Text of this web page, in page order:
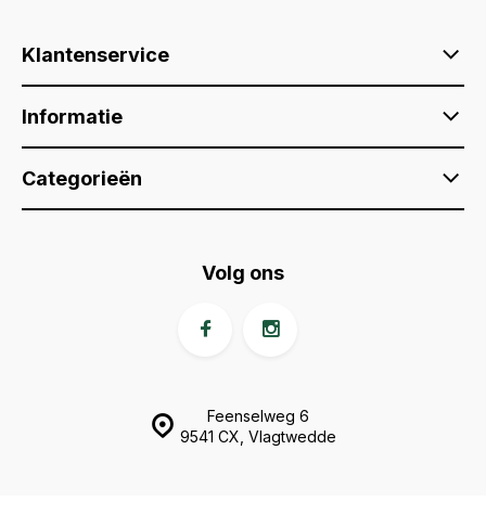
Klantenservice
Informatie
Categorieën
Feenselweg 6
9541 CX, Vlagtwedde
Volg ons